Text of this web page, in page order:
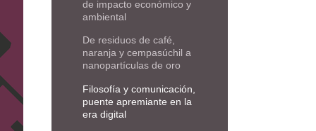
de impacto económico y
ambiental
De residuos de café,
naranja y cempasúchil a
nanopartículas de oro
Filosofía y comunicación,
puente apremiante en la
era digital